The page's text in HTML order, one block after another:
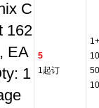
C
162
EA
1
5
1起订
1+